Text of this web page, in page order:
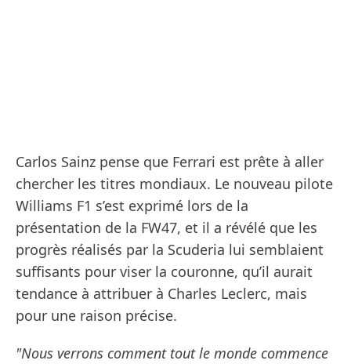
Carlos Sainz pense que Ferrari est prête à aller
chercher les titres mondiaux. Le nouveau pilote
Williams F1 s’est exprimé lors de la
présentation de la FW47, et il a révélé que les
progrès réalisés par la Scuderia lui semblaient
suffisants pour viser la couronne, qu’il aurait
tendance à attribuer à Charles Leclerc, mais
pour une raison précise.
"Nous verrons comment tout le monde commence